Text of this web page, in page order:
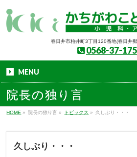
春日井市柏井町3丁目120番地(春日井
0568-37-
MENU
院長の独り言
HOME » 院長の独り言 » トピックス » 久しぶり・・・
久しぶり・・・